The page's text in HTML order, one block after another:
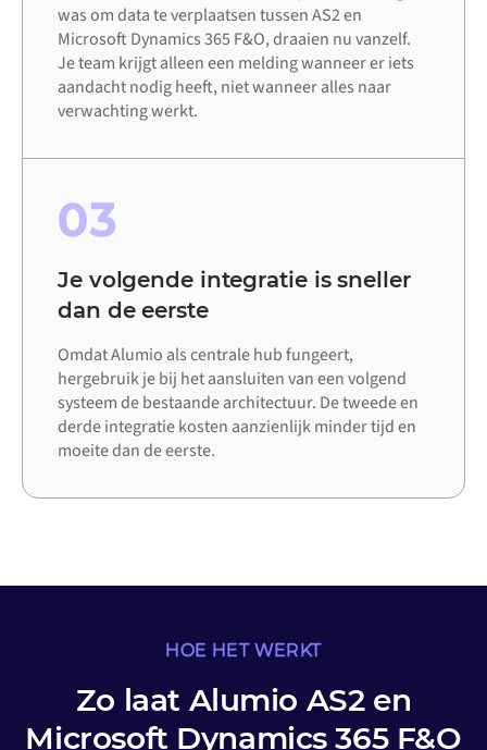
was om data te verplaatsen tussen AS2 en
Microsoft Dynamics 365 F&O, draaien nu vanzelf.
Je team krijgt alleen een melding wanneer er iets
aandacht nodig heeft, niet wanneer alles naar
verwachting werkt.
03
Je volgende integratie is sneller
dan de eerste
Omdat Alumio als centrale hub fungeert,
hergebruik je bij het aansluiten van een volgend
systeem de bestaande architectuur. De tweede en
derde integratie kosten aanzienlijk minder tijd en
moeite dan de eerste.
HOE HET WERKT
Zo laat Alumio AS2 en
Microsoft Dynamics 365 F&O